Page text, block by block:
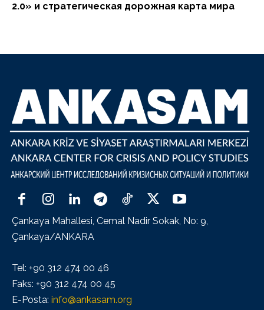
2.0» и стратегическая дорожная карта мира
Çankaya Mahallesi, Cemal Nadir Sokak, No: 9,
Çankaya/ANKARA
Tel: +90 312 474 00 46
Faks: +90 312 474 00 45
E-Posta: info@ankasam.org